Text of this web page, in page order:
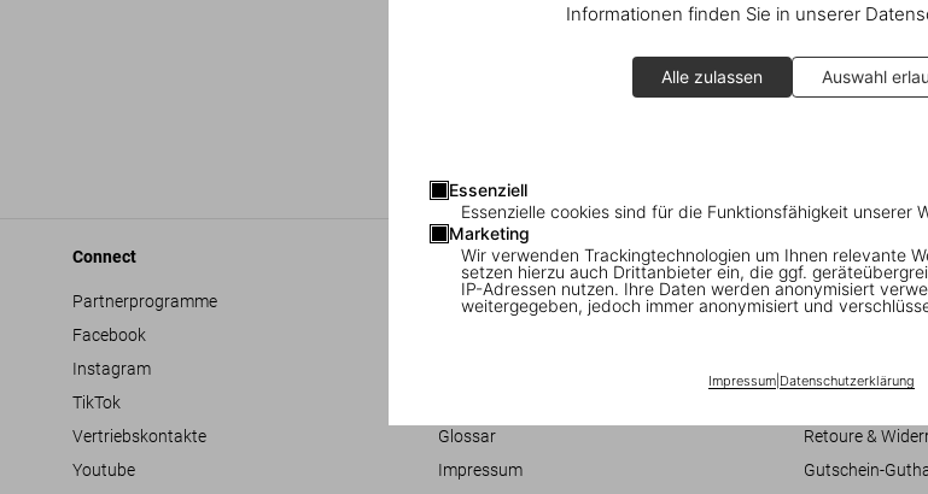
Informationen finden Sie in unserer
Alle zulassen Auswahl
Essenziell
Essenzielle cookies sind für die Funktionsfähigkeit unserer
Marketing
Wir verwenden Trackingtechnologien um Ihnen relevante
setzen hierzu auch Drittanbieter ein, die ggf.
IP-Adressen nutzen. Ihre Daten werden anonymisiert
weitergegeben, jedoch immer anonymisiert und
Impressum| Datenschutzerklärung
Connect
Partnerprogramme
Facebook
Instagram
TikTok
Vertriebskontakte
Youtube
Company
Allgemeine Geschäftsbedingungen
Glossar
Impressum
Chat
Retoure &
Gutschein-